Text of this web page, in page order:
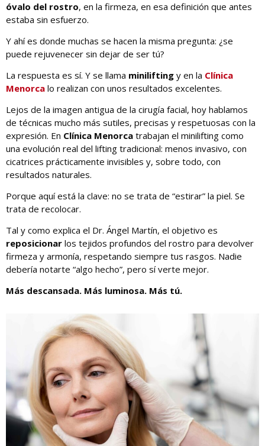
óvalo del rostro, en la firmeza, en esa definición que antes
estaba sin esfuerzo.
Y ahí es donde muchas se hacen la misma pregunta: ¿se
puede rejuvenecer sin dejar de ser tú?
La respuesta es sí. Y se llama minilifting y en la Clínica
Menorca lo realizan con unos resultados excelentes.
Lejos de la imagen antigua de la cirugía facial, hoy hablamos
de técnicas mucho más sutiles, precisas y respetuosas con la
expresión. En Clínica Menorca trabajan el minilifting como
una evolución real del lifting tradicional: menos invasivo, con
cicatrices prácticamente invisibles y, sobre todo, con
resultados naturales.
Porque aquí está la clave: no se trata de “estirar” la piel. Se
trata de recolocar.
Tal y como explica el Dr. Ángel Martín, el objetivo es
reposicionar los tejidos profundos del rostro para devolver
firmeza y armonía, respetando siempre tus rasgos. Nadie
debería notarte “algo hecho”, pero sí verte mejor.
Más descansada. Más luminosa. Más tú.